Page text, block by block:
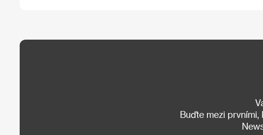
Buďte mezi